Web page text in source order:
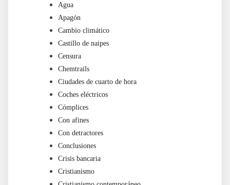
Agua
Apagón
Cambio climático
Castillo de naipes
Censura
Chemtrails
Ciudades de cuarto de hora
Coches eléctricos
Cómplices
Con afines
Con detractores
Conclusiones
Crisis bancaria
Cristianismo